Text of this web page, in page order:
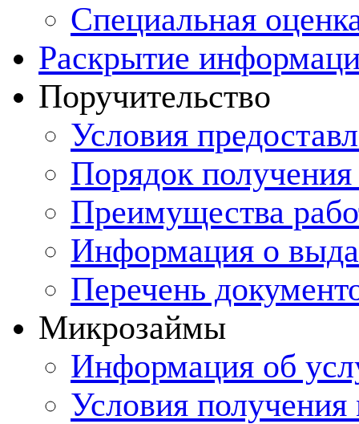
Специальная
Раскрытие
Поручительство
Условия
Порядок получения
Преимущества
Информация о
Перечень
Микрозаймы
Информация об
Условия